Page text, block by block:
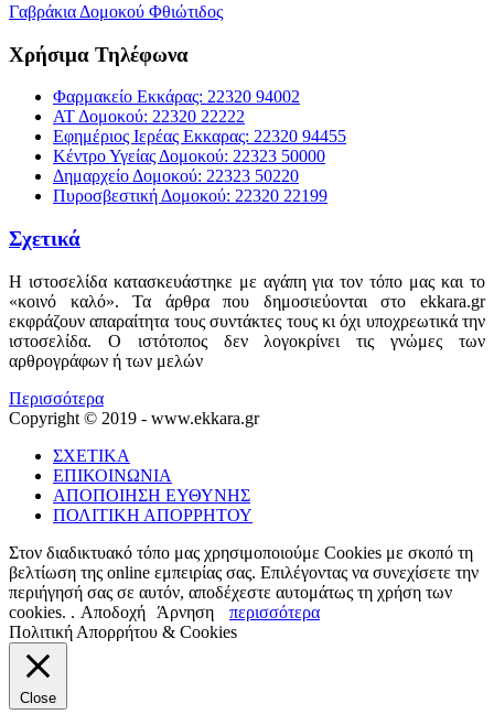
Γαβράκια Δομοκού Φθιώτιδος
Χρήσιμα Τηλέφωνα
Φαρμακείο Εκκάρας: 22320 94002
ΑΤ Δομοκού: 22320 22222
Εφημέριος Ιερέας Εκκαρας: 22320 94455
Κέντρο Υγείας Δομοκού: 22323 50000
Δημαρχείο Δομοκού: 22323 50220
Πυροσβεστική Δομοκού: 22320 22199
Σχετικά
Η ιστοσελίδα κατασκευάστηκε με αγάπη για τον τόπο μας και το
«κοινό καλό». Τα άρθρα που δημοσιεύονται στο ekkara.gr
εκφράζουν απαραίτητα τους συντάκτες τους κι όχι υποχρεωτικά την
ιστοσελίδα. Ο ιστότοπος δεν λογοκρίνει τις γνώμες των
αρθρογράφων ή των μελών
Περισσότερα
Copyright © 2019 - www.ekkara.gr
ΣΧΕΤΙΚΑ
ΕΠΙΚΟΙΝΩΝΙΑ
ΑΠΟΠΟΙΗΣΗ ΕΥΘΥΝΗΣ
ΠΟΛΙΤΙΚΗ ΑΠΟΡΡΗΤΟΥ
Στον διαδικτυακό τόπο μας χρησιμοποιούμε Cookies με σκοπό τη
βελτίωση της online εμπειρίας σας. Επιλέγοντας να συνεχίσετε την
περιήγησή σας σε αυτόν, αποδέχεστε αυτομάτως τη χρήση των
cookies. . Αποδοχή Άρνηση
περισσότερα
Πολιτική Απορρήτου & Cookies
Close